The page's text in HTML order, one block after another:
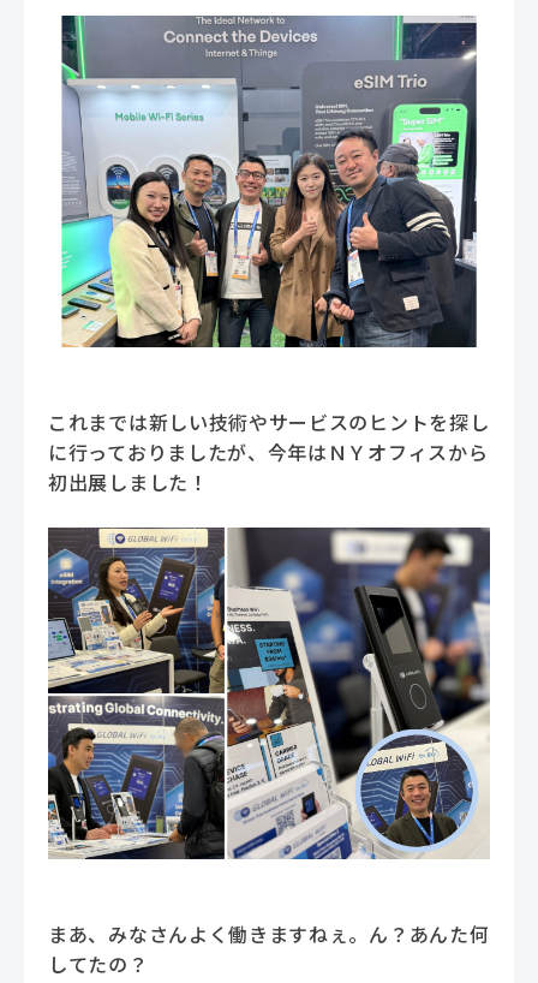
これまでは新しい技術やサービスのヒントを探し
に行っておりましたが、今年はＮＹオフィスから
初出展しました！
まあ、みなさんよく働きますねぇ。ん？あんた何
してたの？